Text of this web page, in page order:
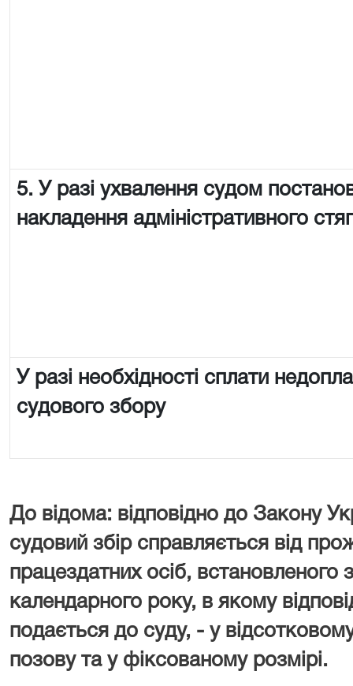
5. У разі ухвалення судом
накладення адміністративного
У разі необхідності сплати
судового збору
До відома: відповідно до Закону
судовий збір справляється від
працездатних осіб, встановленого
календарного року, в якому
подається до суду, - у
позову та у фіксованому розмірі.